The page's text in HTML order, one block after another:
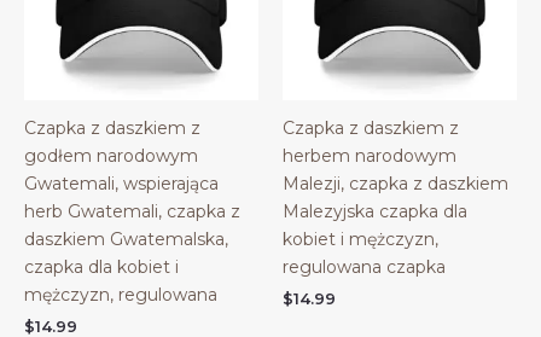
Czapka z daszkiem z
godłem narodowym
Gwatemali, wspierająca
herb Gwatemali, czapka z
daszkiem Gwatemalska,
czapka dla kobiet i
mężczyzn, regulowana
$14.99
Czapka z daszkiem z
herbem narodowym
Malezji, czapka z daszkiem
Malezyjska czapka dla
kobiet i mężczyzn,
regulowana czapka
$14.99